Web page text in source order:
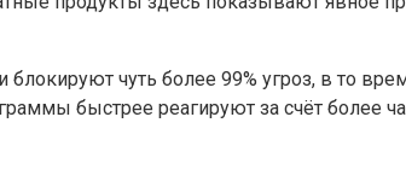
чуть более 99% угроз, в то
быстрее реагируют за счёт более